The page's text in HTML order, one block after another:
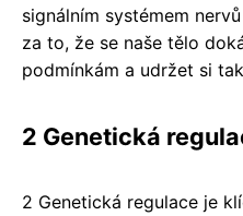
signálním systémem
za to, že se naše tělo
podmínkám a udržet si
2 Genetická
2 Genetická regulace je